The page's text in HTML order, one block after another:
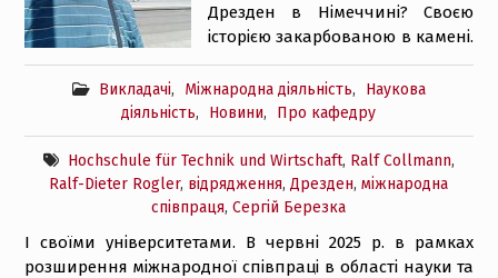
Викладачі, Міжнародна діяльність,
Наукова
діяльність, Новини, Про кафедру
Hochschule für Technik und Wirtschaft, Ralf Collmann,
Ralf-Dieter Rogler, відрядження,Дрезден,міжнародна
співпраця,Сергій Березка
Дрезден в Німеччині? Своєю
історією закарбованою в камені.
І своїми університетами. В червні 2025 р. в рамках
розширення міжнародної співпраці в області науки та